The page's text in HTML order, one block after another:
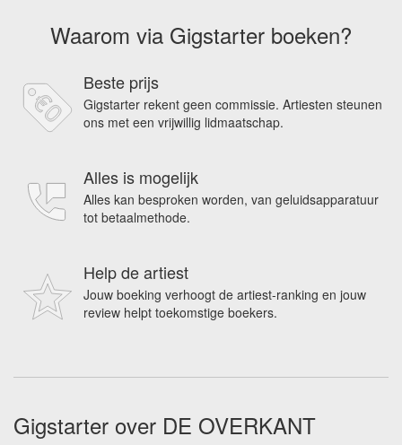
Waarom via Gigstarter boeken?
Beste prijs
Gigstarter rekent geen commissie. Artiesten steunen
ons met een vrijwillig lidmaatschap.
Alles is mogelijk
Alles kan besproken worden, van geluidsapparatuur
tot betaalmethode.
Help de artiest
Jouw boeking verhoogt de artiest-ranking en jouw
review helpt toekomstige boekers.
Gigstarter over DE OVERKANT